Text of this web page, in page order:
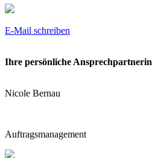
E-Mail schreiben
Ihre persönliche Ansprechpartnerin
Nicole Bernau
Auftragsmanagement